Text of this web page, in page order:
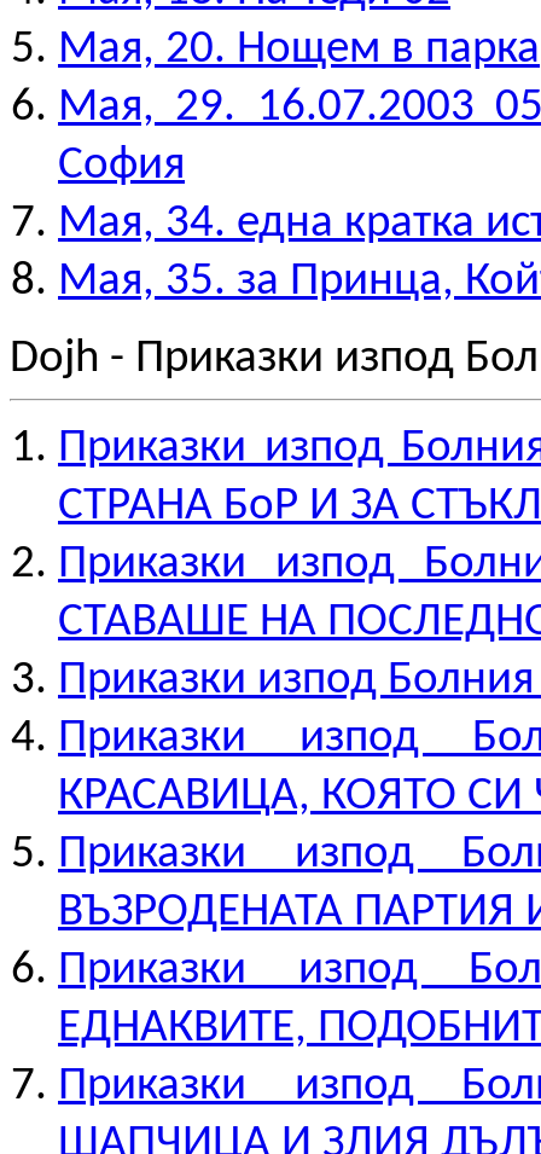
Мая, 20. Нощем в парка
Мая, 29. 16.07.2003
София
Мая, 34. една кратка
Мая, 35. за Принца,
Dojh - Приказки изпод
Приказки изпод
СТРАНА БоР И ЗА
Приказки изпод
СТАВАШЕ НА
Приказки изпод
Приказки изпод
КРАСАВИЦА, КОЯТО
Приказки изпод
ВЪЗРОДЕНАТА ПАРТИЯ
Приказки изпод
ЕДНАКВИТЕ,
Приказки изпод